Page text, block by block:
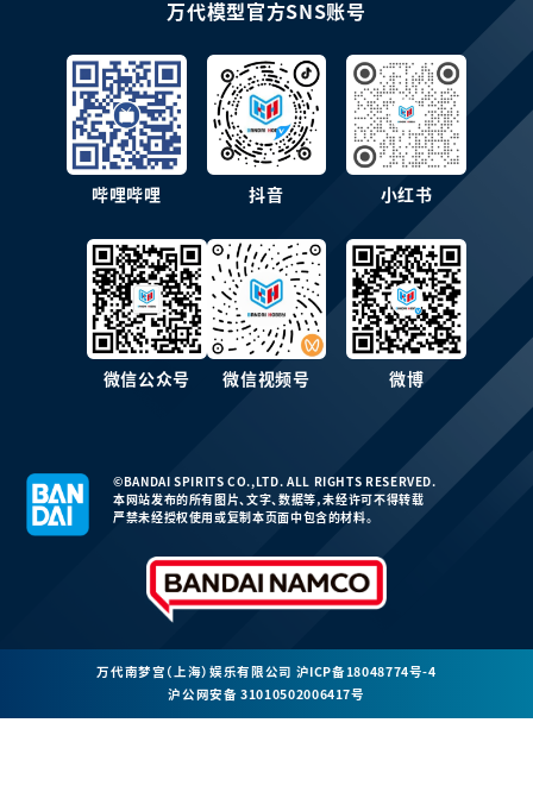
万代模型官方SNS账号
哔哩哔哩 抖音 小红书
微信公众号 微信视频号 微博
©BANDAI SPIRITS CO.,LTD. ALL RIGHTS RESERVED.
本网站发布的所有图片、文字、数据等，未经许可不得转载
严禁未经授权使用或复制本页面中包含的材料。
万代南梦宫（上海）娱乐有限公司 沪ICP备18048774号-4
沪公网安备 31010502006417号